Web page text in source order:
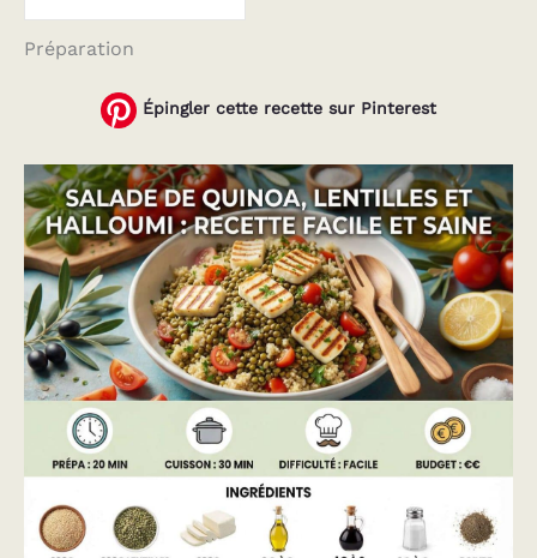
Préparation
Épingler cette recette sur Pinterest